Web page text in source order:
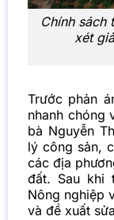
Chính sách
xét
Trước phản
nhanh chóng
bà Nguyễn
lý công sản,
các địa
đất. Sau khi
Nông nghiệp
và đề xuất